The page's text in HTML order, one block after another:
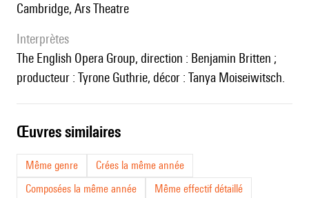
Cambridge, Ars Theatre
interprètes
The English Opera Group, direction : Benjamin Britten ;
producteur : Tyrone Guthrie, décor : Tanya Moiseiwitsch.
œuvres similaires
Même genre
Crées la même année
Composées la même année
Même effectif détaillé